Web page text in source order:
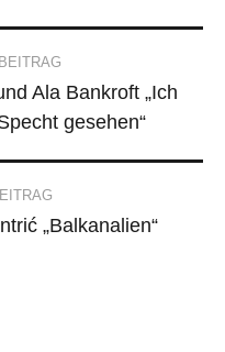
Ala Bankroft „Ich
gesehen“
„Balkanalien“